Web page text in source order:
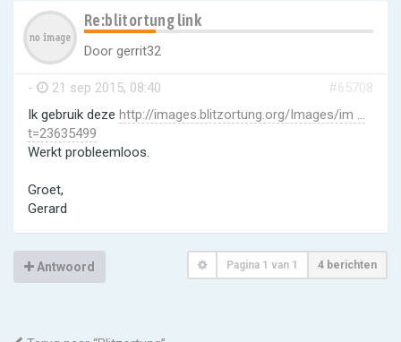
Re:blitortung link
Door gerrit32
- 21 sep 2015, 08:40
#65708
Ik gebruik deze http://images.blitzortung.org/Images/im ...
t=23635499
Werkt probleemloos.
Groet,
Gerard
Antwoord Pagina 1 van 1 4 berichten